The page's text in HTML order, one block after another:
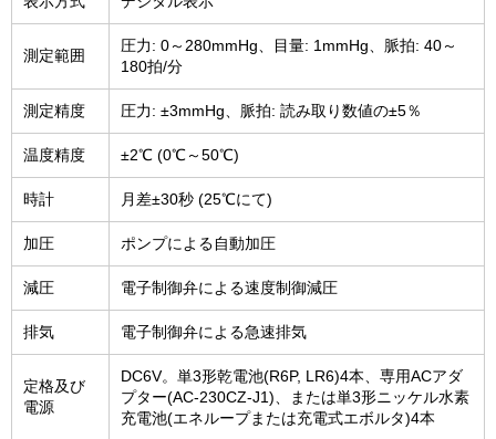
測定範囲
圧力: 0～280mmHg、目量: 1mmHg、脈拍: 40～
180拍/分
測定精度 圧力: ±3mmHg、脈拍: 読み取り数値の±5％
温度精度 ±2℃ (0℃～50℃)
時計 月差±30秒 (25℃にて)
加圧 ポンプによる自動加圧
減圧 電子制御弁による速度制御減圧
排気 電子制御弁による急速排気
定格及び
電源
DC6V。単3形乾電池(R6P, LR6)4本、専用ACアダ
プター(AC-230CZ-J1)、または単3形ニッケル水素
充電池(エネループまたは充電式エボルタ)4本